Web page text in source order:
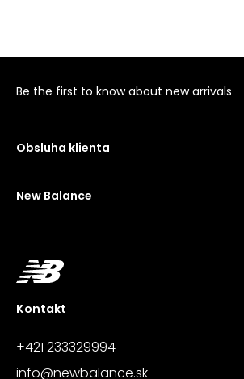
Be the first to know about new arrivals
Obsluha klienta
New Balance
Kontakt
+421 233329994
info@newbalance.sk